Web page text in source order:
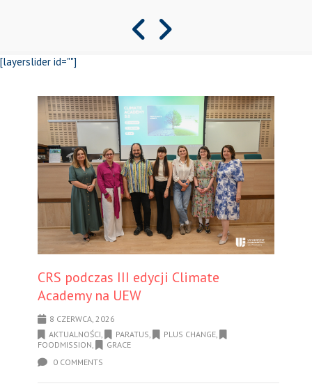
[layerslider id=""]
CRS podczas III edycji Climate
Academy na UEW
8 CZERWCA, 2026
AKTUALNOŚCI
PARATUS PLUS CHANGE
FOODMISSION
GRACE
0 COMMENTS